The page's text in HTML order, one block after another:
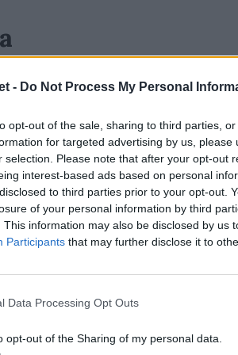
- Do Not Process My Personal
opt-out of the sale, sharing to third parties,
for targeted advertising by us,
selection. Please note that after your opt-out
interest-based ads based on personal
to third parties prior to your opt-out.
of your personal information by third
This information may also be disclosed by us
Participants that may further disclose it to
Data Processing Opt Outs
opt-out of the Sharing of my personal data.
del torneo: 8 protagoniste
la differenza in classifica
sconfitta in meno e
ad avere 28 punti in
di differenza dopo 12
non avesse dato
coachMassimo
un calcio così» (
federale e in classifica la
Benetton.